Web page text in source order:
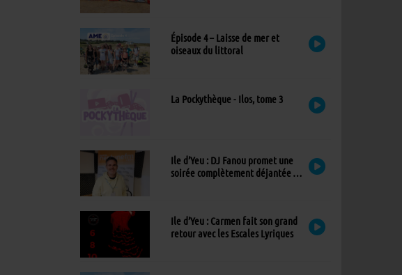
Épisode 4 – Laisse de mer et
oiseaux du littoral
La Pockythèque - Ilos, tome 3
Ile d’Yeu : DJ Fanou promet une
soirée complètement déjantée à
Ile d’Yeu : Carmen fait son grand
retour avec les Escales Lyriques